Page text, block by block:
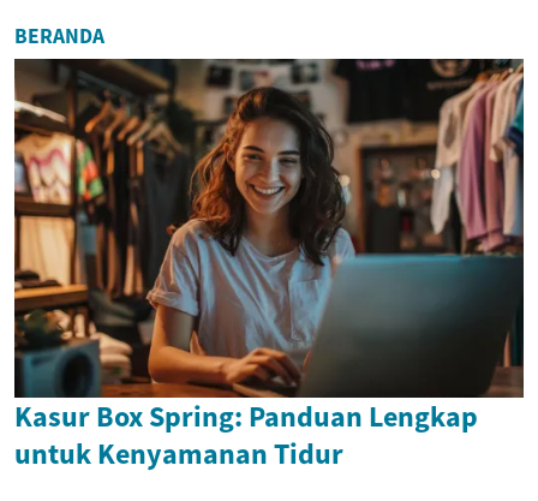
BERANDA
Kasur Box Spring: Panduan Lengkap
untuk Kenyamanan Tidur